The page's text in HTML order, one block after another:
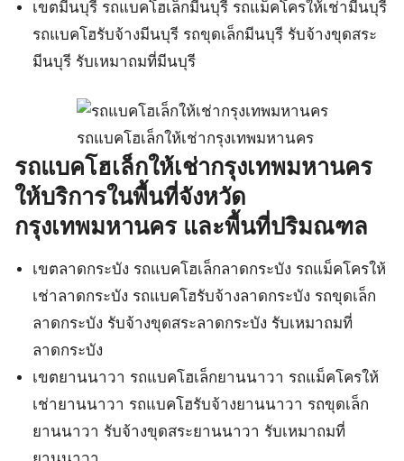
เขตมีนบุรี รถแบคโฮเล็กมีนบุรี รถแม็คโครให้เช่ามีนบุรี
รถแบคโฮรับจ้างมีนบุรี รถขุดเล็กมีนบุรี รับจ้างขุดสระ
มีนบุรี รับเหมาถมที่มีนบุรี
รถแบคโฮเล็กให้เช่ากรุงเทพมหานคร
รถแบคโฮเล็กให้เช่ากรุงเทพมหานคร
ให้บริการในพื้นที่จังหวัด
กรุงเทพมหานคร และพื้นที่ปริมณฑล
เขตลาดกระบัง รถแบคโฮเล็กลาดกระบัง รถแม็คโครให้
เช่าลาดกระบัง รถแบคโฮรับจ้างลาดกระบัง รถขุดเล็ก
ลาดกระบัง รับจ้างขุดสระลาดกระบัง รับเหมาถมที่
ลาดกระบัง
เขตยานนาวา รถแบคโฮเล็กยานนาวา รถแม็คโครให้
เช่ายานนาวา รถแบคโฮรับจ้างยานนาวา รถขุดเล็ก
ยานนาวา รับจ้างขุดสระยานนาวา รับเหมาถมที่